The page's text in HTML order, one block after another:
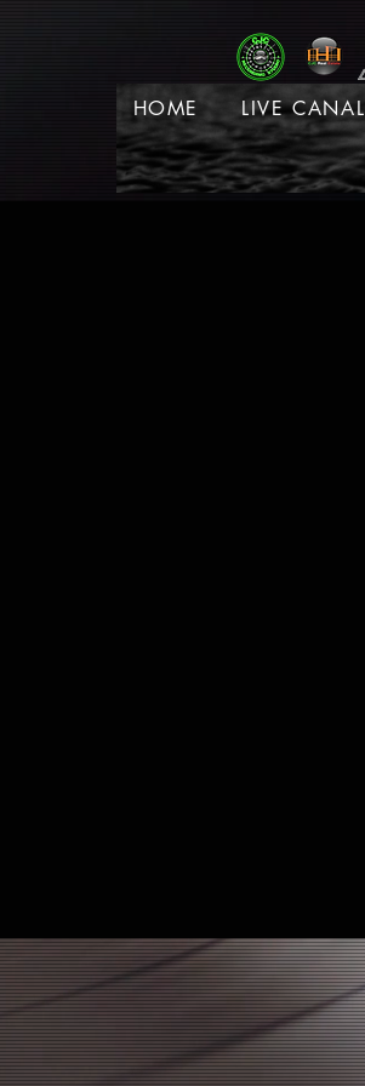
HOME LIVE CANAL